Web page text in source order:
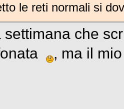
le reti normali si
settimana che
, ma il